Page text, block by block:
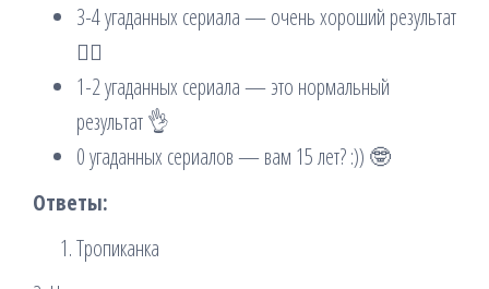
3-4 угаданных сериала — очень хороший результат
✍🏻
1-2 угаданных сериала — это нормальный
результат 👌
0 угаданных сериалов — вам 15 лет? :)) 🤓
Ответы:
Тропиканка